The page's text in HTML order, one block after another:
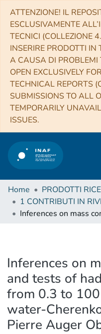
ATTENZIONE! IL
ESCLUSIVAMENTE
TECNICI (COLLEZIONE
INSERIRE PRODOTTI IN
A CAUSA DI PROBLEMI
OPEN EXCLUSIVELY
TECHNICAL REPORTS
SUBMISSIONS TO ALL
TEMPORARILY
ISSUES.
Home
PRODOTTI
Inferences on
and tests of
from 0.3 to
water-
Pierre Auger